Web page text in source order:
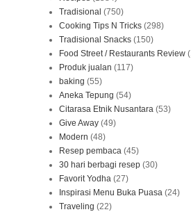
Tradisional (750)
Cooking Tips N Tricks (298)
Tradisional Snacks (150)
Food Street / Restaurants Review
Produk jualan (117)
baking (55)
Aneka Tepung (54)
Citarasa Etnik Nusantara (53)
Give Away (49)
Modern (48)
Resep pembaca (45)
30 hari berbagi resep (30)
Favorit Yodha (27)
Inspirasi Menu Buka Puasa (24)
Traveling (22)